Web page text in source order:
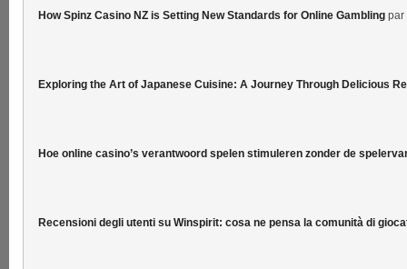
How Spinz Casino NZ is Setting New Standards for Online Gambling par
Exploring the Art of Japanese Cuisine: A Journey Through Delicious
Hoe online casino’s verantwoord spelen stimuleren zonder de
Recensioni degli utenti su Winspirit: cosa ne pensa la comunità di